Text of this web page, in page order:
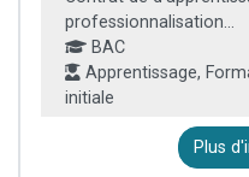
professionnalisation...
BAC
Apprentissage,
initiale
Plus